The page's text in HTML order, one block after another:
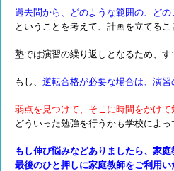
過去問から、どのような範囲の、ど
ということを考えて、計画を立てるこ
塾では演習の繰り返しとなるため、
もし、 逆転合格が必要な場合は、演
弱点を見つけて、そこに時間をかけ
どういった勉強を行うかも学校によっ
もし伸び悩みなどありましたら、家庭
最後のひと押しに家庭教師をご利用